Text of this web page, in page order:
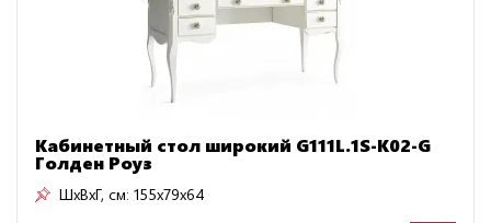
Кабинетный стол широкий G111L.1S-K02-G
Голден Роуз
ШxВxГ, см: 155x79x64